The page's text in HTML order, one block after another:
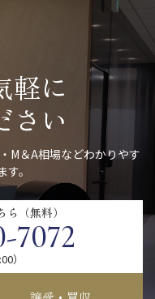
軽に
さい
M＆A相場などわかりやす
。
ら（無料）
7072
）